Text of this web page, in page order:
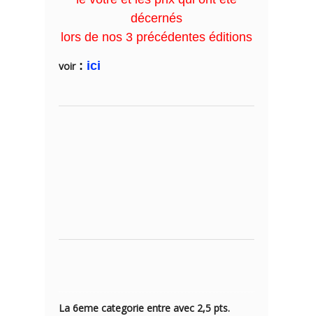
décernés
lors de nos 3 précédentes éditions
voir: ici
La 6eme categorie entre avec 2,5 pts.